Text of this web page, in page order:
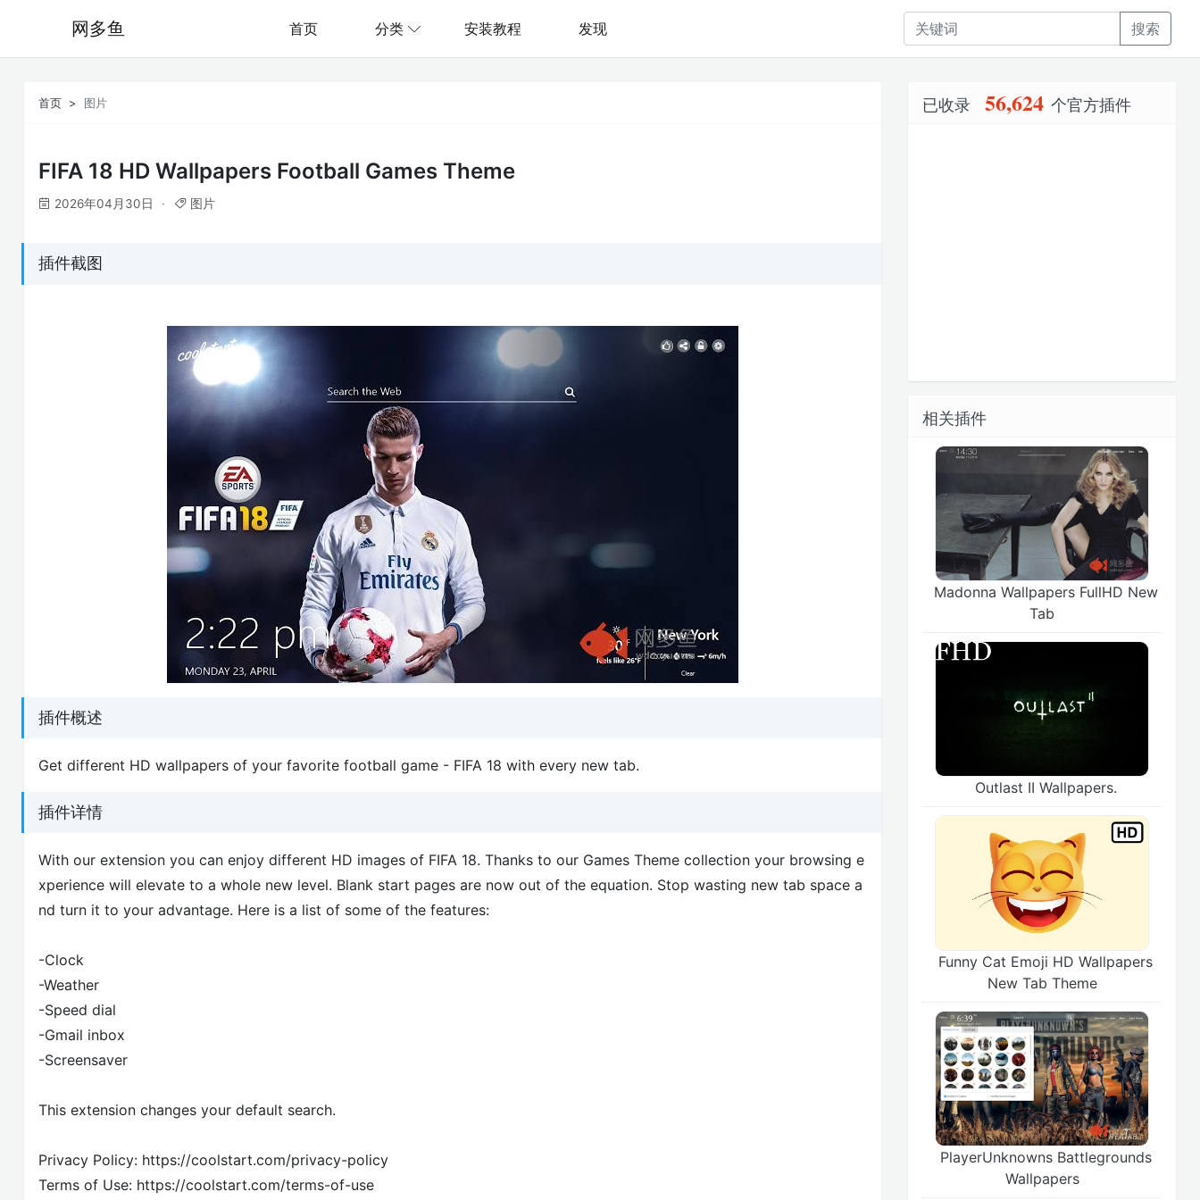
网多鱼 首页 分类 安装教程 发现 搜索
首页 图片
FIFA 18 HD Wallpapers Football Games Theme
2026年04月30日 图片
插件截图
插件概述
Get different HD wallpapers of your favorite football game - FIFA 18 with every new tab.
插件详情
With our extension you can enjoy different HD images of FIFA 18. Thanks to our Games Theme collection your browsing e
xperience will elevate to a whole new level. Blank start pages are now out of the equation. Stop wasting new tab space a
nd turn it to your advantage. Here is a list of some of the features:
-Clock
-Weather
-Speed dial
-Gmail inbox
-Screensaver
This extension changes your default search.
Privacy Policy: https://coolstart.com/privacy-policy
Terms of Use: https://coolstart.com/terms-of-use
已收录 56,624 个官方插件
相关插件
Madonna Wallpapers FullHD New
Tab
Outlast II Wallpapers.
Funny Cat Emoji HD Wallpapers
New Tab Theme
PlayerUnknowns Battlegrounds
Wallpapers